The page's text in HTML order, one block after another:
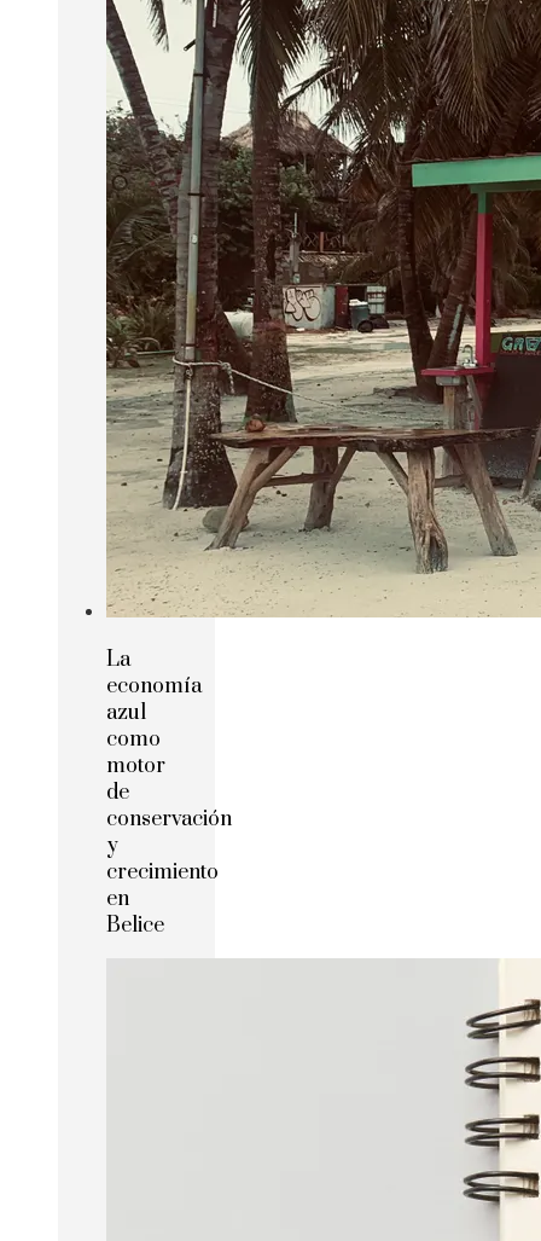
La
economía
azul
como
motor
de
conservación
y
crecimiento
en
Belice